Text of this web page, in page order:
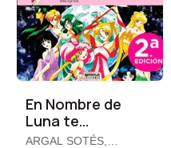
En Nombre de
Luna te
Castigaré. Vol. 1
ARGAL SOTÉS,